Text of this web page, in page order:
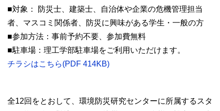
■対象： 防災士、建築士、自治体や企業の危機管理担当
者、マスコミ関係者、防災に興味がある学生・一般の方
■参加方法：事前予約不要、参加費無料
■駐車場：理工学部駐車場をご利用いただけます。
チラシはこちら(PDF 414KB)
全12回をとおして、環境防災研究センターに所属するスタ